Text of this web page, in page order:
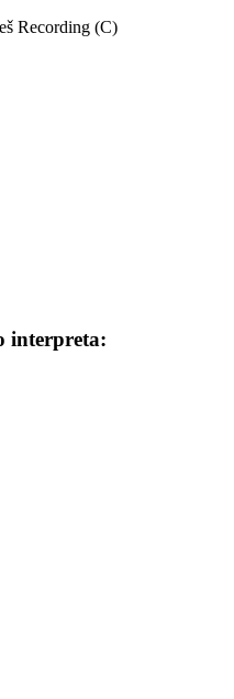
Recording (C)
interpreta: